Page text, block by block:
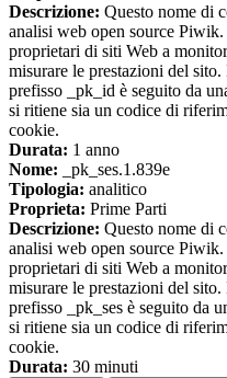
Descrizione: Questo nome di
analisi web open source
proprietari di siti Web a
misurare le prestazioni del
prefisso _pk_id è seguito da
si ritiene sia un codice di
cookie.
Durata: 1 anno
Nome: _pk_ses.1.839e
Tipologia: analitico
Proprieta: Prime Parti
Descrizione: Questo nome di
analisi web open source
proprietari di siti Web a
misurare le prestazioni del
prefisso _pk_ses è seguito da
si ritiene sia un codice di
cookie.
Durata: 30 minuti